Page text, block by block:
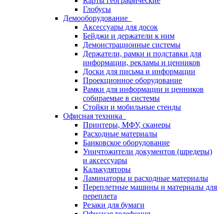
Глобусы
Демооборудование
Аксессуары для досок
Бейджи и держатели к ним
Демонстрационные системы
Держатели, рамки и подставки для
информации, рекламы и ценников
Доски для письма и информации
Проекционное оборудование
Рамки для информации и ценников
собираемые в системы
Стойки и мобильные стенды
Офисная техника
Принтеры, МФУ, сканеры
Расходные материалы
Банковское оборудование
Уничтожители документов (шредеры)
и аксессуары
Калькуляторы
Ламинаторы и расходные материалы
Переплетные машины и материалы для
переплета
Резаки для бумаги